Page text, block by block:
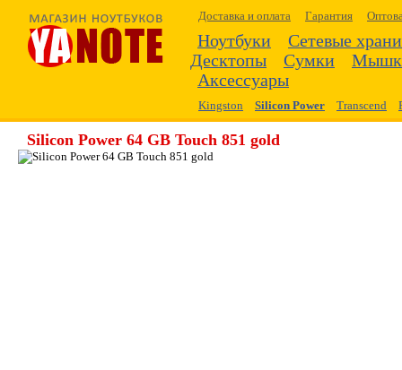
Доставка и оплата Гарантия
Ноутбуки
Сетевые
Десктопы
Сумки
Аксессуары
Kingston Silicon Power Transcend
Silicon Power 64 GB Touch 851 gold